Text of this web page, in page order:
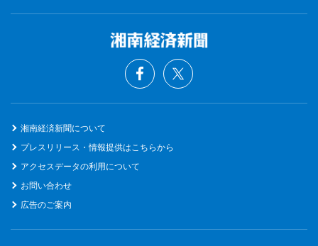
湘南経済新聞について
プレスリリース・情報提供はこちらから
アクセスデータの利用について
お問い合わせ
広告のご案内